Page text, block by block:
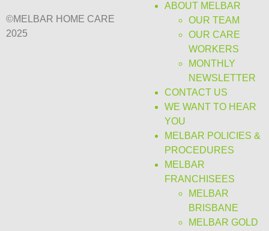
©MELBAR HOME CARE
2025
ABOUT MELBAR
OUR TEAM
OUR CARE
WORKERS
MONTHLY
NEWSLETTER
CONTACT US
WE WANT TO HEAR
YOU
MELBAR POLICIES &
PROCEDURES
MELBAR
FRANCHISEES
MELBAR
BRISBANE
MELBAR GOLD